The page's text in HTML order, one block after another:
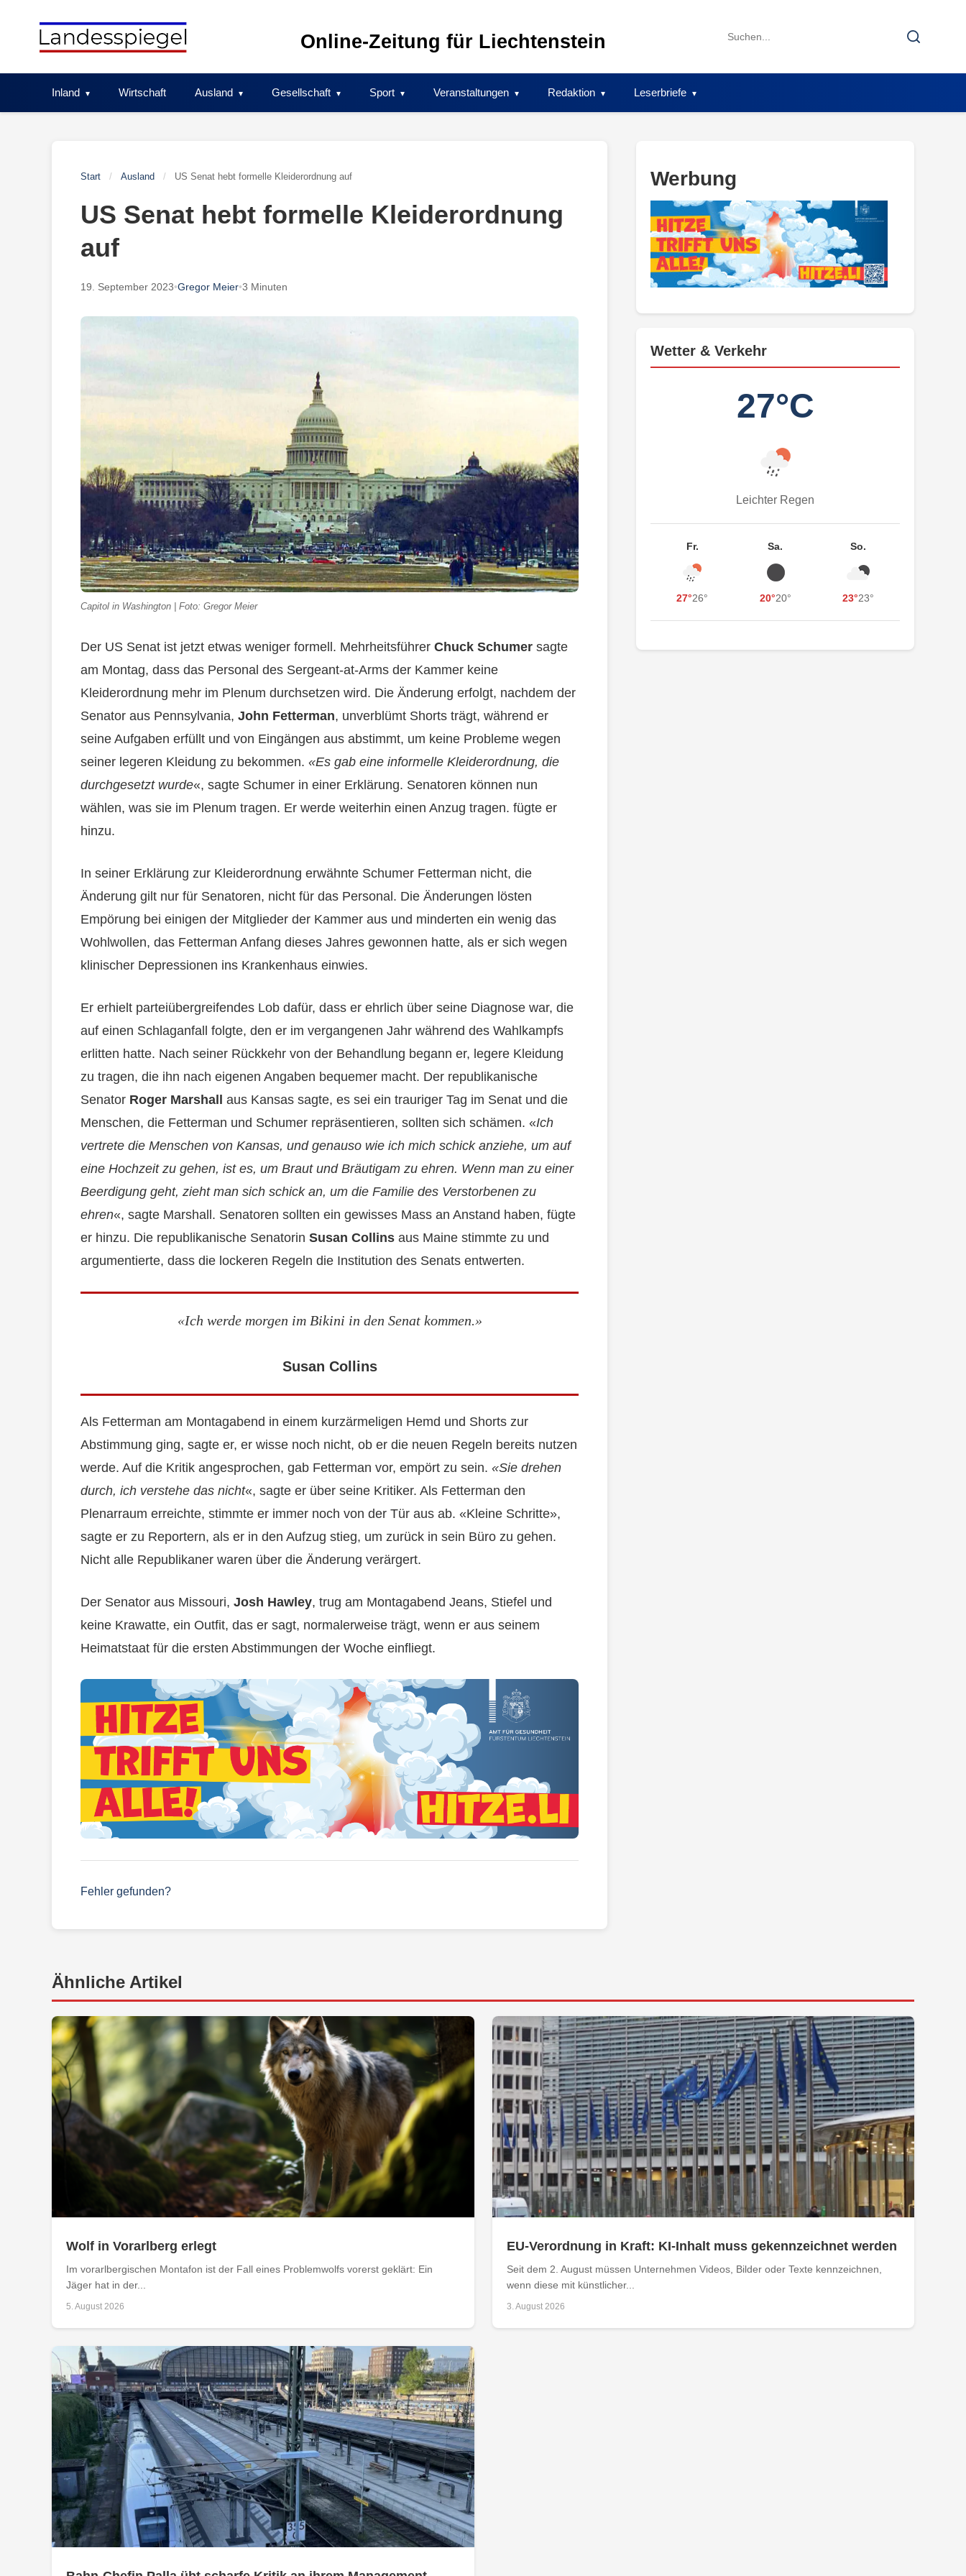
Online-Zeitung für Liechtenstein
Search
Search
Inland Wirtschaft Ausland Gesellschaft Sport Veranstaltungen Redaktion Leserbriefe
Start / Ausland / US Senat hebt formelle Kleiderordnung auf
US Senat hebt formelle Kleiderordnung
auf
19. September 2023•Gregor Meier•3 Minuten
Capitol in Washington | Foto: Gregor Meier
Der US Senat ist jetzt etwas weniger formell. Mehrheitsführer Chuck Schumer sagte
am Montag, dass das Personal des Sergeant-at-Arms der Kammer keine
Kleiderordnung mehr im Plenum durchsetzen wird. Die Änderung erfolgt, nachdem der
Senator aus Pennsylvania, John Fetterman, unverblümt Shorts trägt, während er
seine Aufgaben erfüllt und von Eingängen aus abstimmt, um keine Probleme wegen
seiner legeren Kleidung zu bekommen. «Es gab eine informelle Kleiderordnung, die
durchgesetzt wurde«, sagte Schumer in einer Erklärung. Senatoren können nun
wählen, was sie im Plenum tragen. Er werde weiterhin einen Anzug tragen. fügte er
hinzu.
In seiner Erklärung zur Kleiderordnung erwähnte Schumer Fetterman nicht, die
Änderung gilt nur für Senatoren, nicht für das Personal. Die Änderungen lösten
Empörung bei einigen der Mitglieder der Kammer aus und minderten ein wenig das
Wohlwollen, das Fetterman Anfang dieses Jahres gewonnen hatte, als er sich wegen
klinischer Depressionen ins Krankenhaus einwies.
Er erhielt parteiübergreifendes Lob dafür, dass er ehrlich über seine Diagnose war, die
auf einen Schlaganfall folgte, den er im vergangenen Jahr während des Wahlkampfs
erlitten hatte. Nach seiner Rückkehr von der Behandlung begann er, legere Kleidung
zu tragen, die ihn nach eigenen Angaben bequemer macht. Der republikanische
Senator Roger Marshall aus Kansas sagte, es sei ein trauriger Tag im Senat und die
Menschen, die Fetterman und Schumer repräsentieren, sollten sich schämen. «Ich
vertrete die Menschen von Kansas, und genauso wie ich mich schick anziehe, um auf
eine Hochzeit zu gehen, ist es, um Braut und Bräutigam zu ehren. Wenn man zu einer
Beerdigung geht, zieht man sich schick an, um die Familie des Verstorbenen zu
ehren«, sagte Marshall. Senatoren sollten ein gewisses Mass an Anstand haben, fügte
er hinzu. Die republikanische Senatorin Susan Collins aus Maine stimmte zu und
argumentierte, dass die lockeren Regeln die Institution des Senats entwerten.
«Ich werde morgen im Bikini in den Senat kommen.»
Susan Collins
Als Fetterman am Montagabend in einem kurzärmeligen Hemd und Shorts zur
Abstimmung ging, sagte er, er wisse noch nicht, ob er die neuen Regeln bereits nutzen
werde. Auf die Kritik angesprochen, gab Fetterman vor, empört zu sein. «Sie drehen
durch, ich verstehe das nicht«, sagte er über seine Kritiker. Als Fetterman den
Plenarraum erreichte, stimmte er immer noch von der Tür aus ab. «Kleine Schritte»,
sagte er zu Reportern, als er in den Aufzug stieg, um zurück in sein Büro zu gehen.
Nicht alle Republikaner waren über die Änderung verärgert.
Der Senator aus Missouri, Josh Hawley, trug am Montagabend Jeans, Stiefel und
keine Krawatte, ein Outfit, das er sagt, normalerweise trägt, wenn er aus seinem
Heimatstaat für die ersten Abstimmungen der Woche einfliegt.
Fehler gefunden?
Werbung
Wetter & Verkehr
27°C
Leichter Regen
Fr.
27°26°
Sa.
20°20°
So.
23°23°
Ähnliche Artikel
Wolf in Vorarlberg erlegt
Im vorarlbergischen Montafon ist der Fall eines Problemwolfs vorerst geklärt: Ein
Jäger hat in der...
5. August 2026
EU-Verordnung in Kraft: KI-Inhalt muss gekennzeichnet werden
Seit dem 2. August müssen Unternehmen Videos, Bilder oder Texte kennzeichnen,
wenn diese mit künstlicher...
3. August 2026